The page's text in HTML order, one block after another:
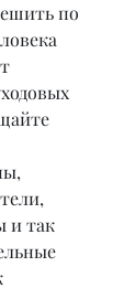
по
и так